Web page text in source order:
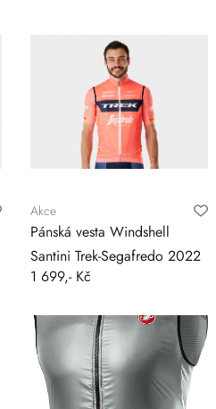
Akce
Pánská vesta Windshell
Santini Trek-Segafredo 2022
1 699,- Kč